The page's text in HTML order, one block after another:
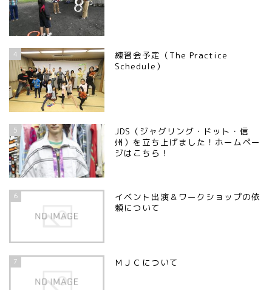
4
練習会予定（The Practice
Schedule）
5
JDS（ジャグリング・ドット・信
州）を立ち上げました！ホームペー
ジはこちら！
6
イベント出演＆ワークショップの依
頼について
7 ＭＪＣについて